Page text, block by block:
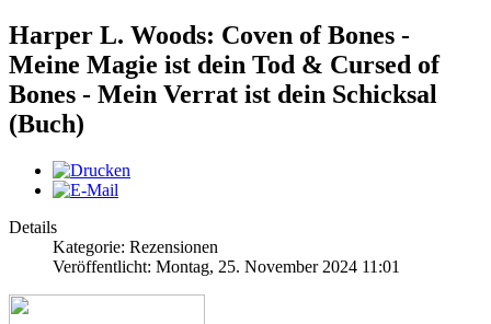
Harper L. Woods: Coven of Bones -
Meine Magie ist dein Tod & Cursed of
Bones - Mein Verrat ist dein Schicksal
(Buch)
Details
Kategorie: Rezensionen
Veröffentlicht: Montag, 25. November 2024 11:01